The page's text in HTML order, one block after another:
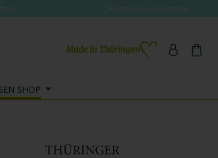
Made in Thüringen
Du hast 0 Produkte auf dem
SHOP